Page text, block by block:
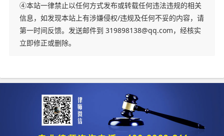
④本站一律禁止以任何方式发布或转载任何违法违规的相关
信息，如发现本站上有涉嫌侵权/违规及任何不妥的内容，请
第一时间反馈。发送邮件到 319898138@qq.com，经核实
立即修正或删除。